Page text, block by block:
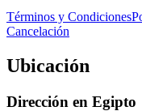
Términos y Condiciones
Cancelación
Ubicación
Dirección en Egipto